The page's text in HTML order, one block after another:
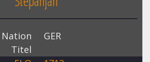
Nation
GER
Titel